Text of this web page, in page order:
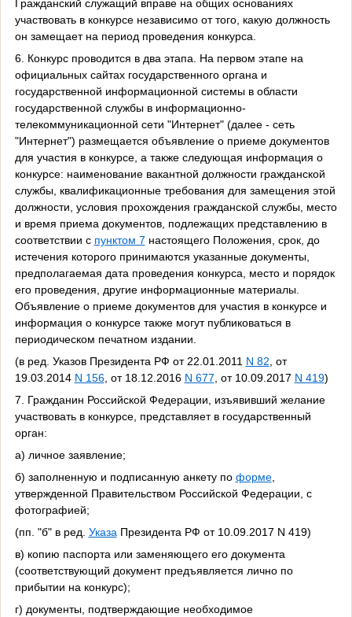
Гражданский служащий вправе на общих основаниях
участвовать в конкурсе независимо от того, какую должность
он замещает на период проведения конкурса.
6. Конкурс проводится в два этапа. На первом этапе на
официальных сайтах государственного органа и
государственной информационной системы в области
государственной службы в информационно-
телекоммуникационной сети "Интернет" (далее - сеть
"Интернет") размещается объявление о приеме документов
для участия в конкурсе, а также следующая информация о
конкурсе: наименование вакантной должности гражданской
службы, квалификационные требования для замещения этой
должности, условия прохождения гражданской службы, место
и время приема документов, подлежащих представлению в
соответствии с пунктом 7 настоящего Положения, срок, до
истечения которого принимаются указанные документы,
предполагаемая дата проведения конкурса, место и порядок
его проведения, другие информационные материалы.
Объявление о приеме документов для участия в конкурсе и
информация о конкурсе также могут публиковаться в
периодическом печатном издании.
(в ред. Указов Президента РФ от 22.01.2011 N 82, от
19.03.2014 N 156, от 18.12.2016 N 677, от 10.09.2017 N 419)
7. Гражданин Российской Федерации, изъявивший желание
участвовать в конкурсе, представляет в государственный
орган:
а) личное заявление;
б) заполненную и подписанную анкету по форме,
утвержденной Правительством Российской Федерации, с
фотографией;
(пп. "б" в ред. УказаПрезидента РФ от 10.09.2017 N 419)
в) копию паспорта или заменяющего его документа
(соответствующий документ предъявляется лично по
прибытии на конкурс);
г) документы, подтверждающие необходимое